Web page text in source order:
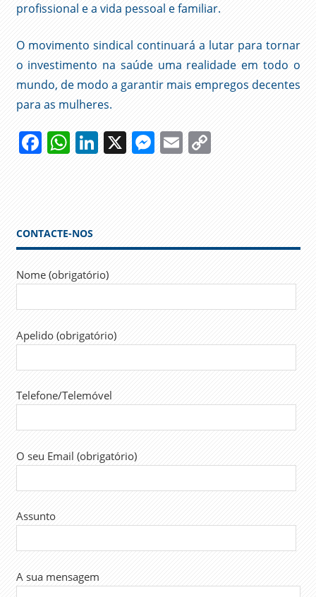
profissional e a vida pessoal e familiar.
O movimento sindical continuará a lutar para tornar
o investimento na saúde uma realidade em todo o
mundo, de modo a garantir mais empregos decentes
para as mulheres.
Facebook
WhatsApp
LinkedIn
X Messenger
EmailCopy
SINDICATO
SINTAP
TRABALHADORES
CONTACTE-NOS
Nome (obrigatório)
Apelido (obrigatório)
Telefone/Telemóvel
O seu Email (obrigatório)
Assunto
A sua mensagem